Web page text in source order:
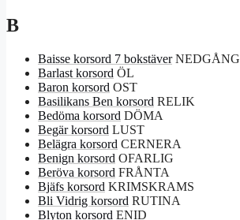
B
Baisse korsord 7 bokstäver NEDGÅNG
Barlast korsord ÖL
Baron korsord OST
Basilikans Ben korsord RELIK
Bedöma korsord DÖMA
Begär korsord LUST
Belägra korsord CERNERA
Benign korsord OFARLIG
Beröva korsord FRÅNTA
Bjäfs korsord KRIMSKRAMS
Bli Vidrig korsord RUTINA
Blyton korsord ENID